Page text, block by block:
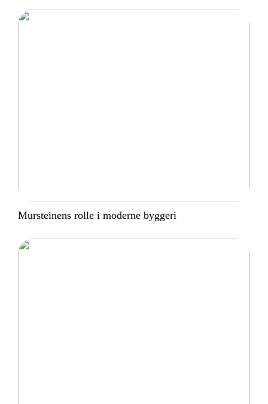
Mursteinens rolle i moderne byggeri